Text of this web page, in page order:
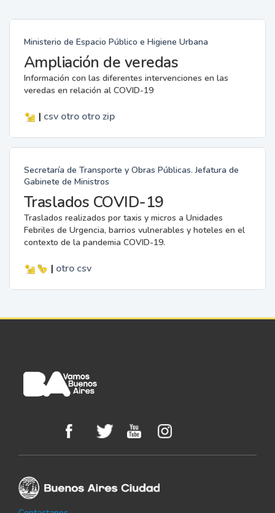
Ministerio de Espacio Público e Higiene Urbana
Ampliación de veredas
Información con las diferentes intervenciones en las
veredas en relación al COVID-19
| csv otro otro zip
Secretaría de Transporte y Obras Públicas. Jefatura de
Gabinete de Ministros
Traslados COVID-19
Traslados realizados por taxis y micros a Unidades
Febriles de Urgencia, barrios vulnerables y hoteles en el
contexto de la pandemia COVID-19.
| otro csv